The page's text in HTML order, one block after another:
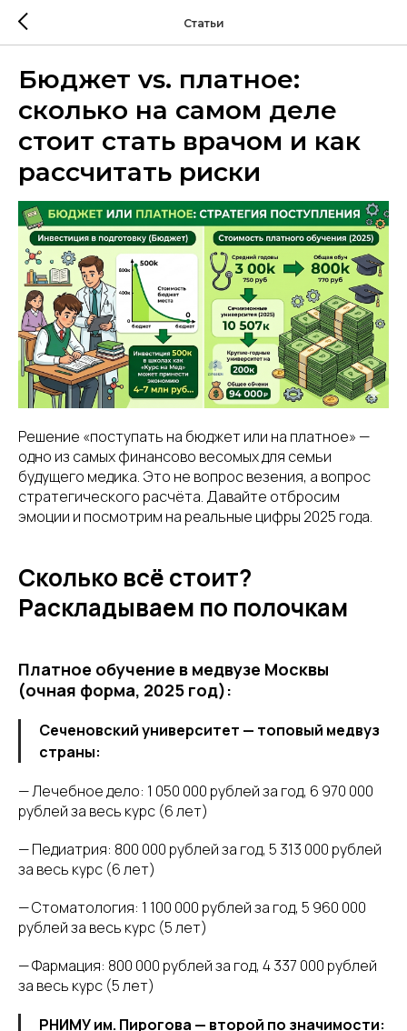
Статьи
Бюджет vs. платное:
сколько на самом деле
стоит стать врачом и как
рассчитать риски
Решение «поступать на бюджет или на платное» —
одно из самых финансово весомых для семьи
будущего медика. Это не вопрос везения, а вопрос
стратегического расчёта. Давайте отбросим
эмоции и посмотрим на реальные цифры 2025 года.
Сколько всё стоит?
Раскладываем по полочкам
Платное обучение в медвузе Москвы
(очная форма, 2025 год):
Сеченовский университет — топовый медвуз
страны:
— Лечебное дело: 1 050 000 рублей за год, 6 970 000
рублей за весь курс (6 лет)
— Педиатрия: 800 000 рублей за год, 5 313 000 рублей
за весь курс (6 лет)
— Стоматология: 1 100 000 рублей за год, 5 960 000
рублей за весь курс (5 лет)
— Фармация: 800 000 рублей за год, 4 337 000 рублей
за весь курс (5 лет)
РНИМУ им. Пирогова — второй по значимости: